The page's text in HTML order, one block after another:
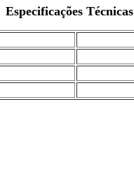
Especificações Técnicas